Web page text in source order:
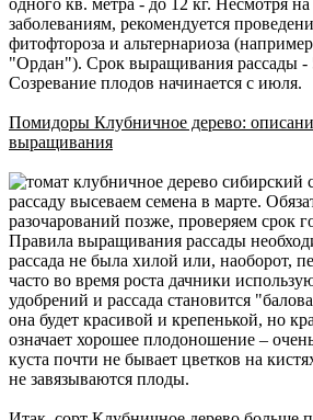
заболеваниям, рекомендуется
фитофтороза и альтернариоза
"Ордан"). Срок выращивания рассады -
Созревание плодов начинается с июля.
Помидоры Клубничное дерево:
выращивания
рассаду высеваем семена в марте.
разочарований позже, проверяем срок
Правила выращивания рассады
рассада не была хилой или, наоборот,
часто во время роста дачники
удобрений и рассада становится
она будет красивой и крепенькой, но
означает хорошее плодоношение –
куста почти не бывает цветков на
не завязываются плоды.